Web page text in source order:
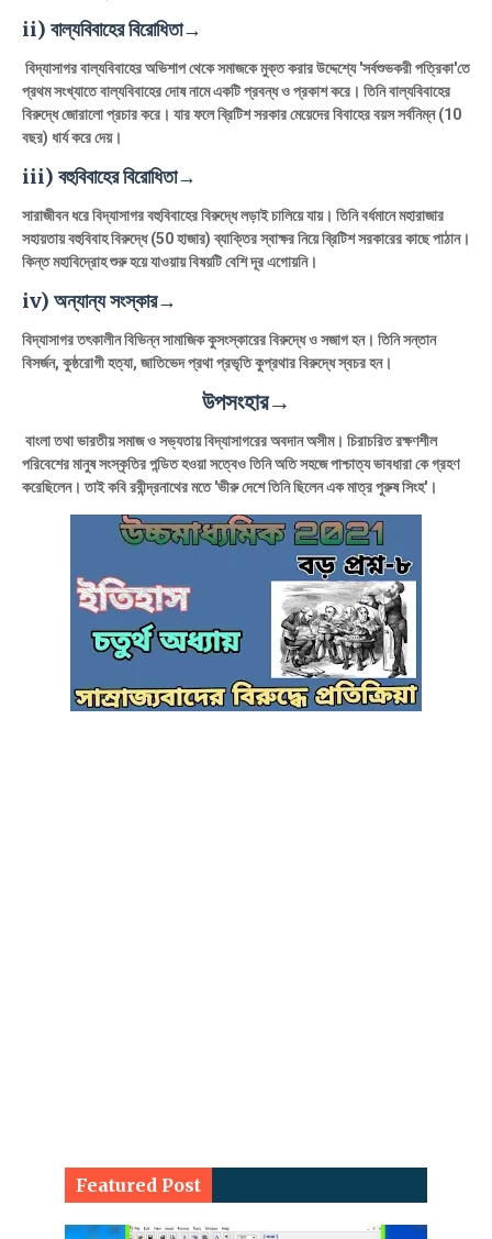
ii) বাল্যবিবাহের বিরোধিতা→
বিদ্যাসাগর বাল্যবিবাহের অভিশাপ থেকে সমাজকে মুক্ত করার উদ্দেশ্যে 'সর্বশুভকরী পত্রিকা'তে
প্রথম সংখ্যাতে বাল্যবিবাহের দোষ নামে একটি প্রবন্ধ ও প্রকাশ করে। তিনি বাল্যবিবাহের
বিরুদ্ধে জোরালো প্রচার করে। যার ফলে ব্রিটিশ সরকার মেয়েদের বিবাহের বয়স সর্বনিম্ন (10
বছর) ধার্য করে দেয়।
iii) বহুবিবাহের বিরোধিতা→
সারাজীবন ধরে বিদ্যাসাগর বহুবিবাহের বিরুদ্ধে লড়াই চালিয়ে যায়। তিনি বর্ধমানে মহারাজার
সহায়তায় বহুবিবাহ বিরুদ্ধে (50 হাজার) ব্যাক্তির স্বাক্ষর নিয়ে ব্রিটিশ সরকারের কাছে পাঠান।
কিন্ত মহাবিদ্রোহ শুরু হয়ে যাওয়ায় বিষয়টি বেশি দূর এগোয়নি।
iv) অন্যান্য সংস্কার→
বিদ্যাসাগর তৎকালীন বিভিন্ন সামাজিক কুসংস্কারের বিরুদ্ধে ও সজাগ হন। তিনি সন্তান
বিসর্জন, কুষ্ঠরোগী হত্যা, জাতিভেদ প্রথা প্রভৃতি কুপ্রথার বিরুদ্ধে স্বচর হন।
উপসংহার→
বাংলা তথা ভারতীয় সমাজ ও সভ্যতায় বিদ্যাসাগরের অবদান অসীম। চিরাচরিত রক্ষণশীল
পরিবেশের মানুষ সংস্কৃতির পন্ডিত হওয়া সত্বেও তিনি অতি সহজে পাশ্চাত্য ভাবধারা কে গ্রহণ
করেছিলেন। তাই কবি রবীন্দ্রনাথের মতে 'ভীরু দেশে তিনি ছিলেন এক মাত্র পুরুষ সিংহ'।
Featured Post